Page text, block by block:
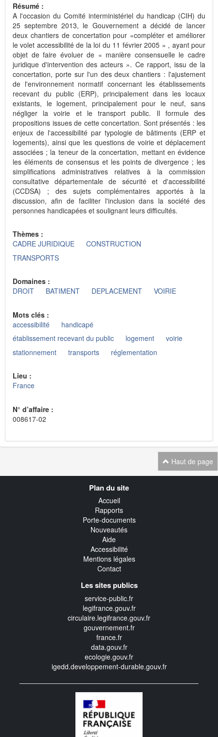
Résumé :
A l'occasion du Comité interministériel du handicap (CIH) du
25 septembre 2013, le Gouvernement a décidé de lancer
deux chantiers de concertation pour «compléter et améliorer
le volet accessibilité de la loi du 11 février 2005 » , ayant pour
objet de faire évoluer de « manière consensuelle le cadre
juridique d'intervention des acteurs ». Ce rapport, issu de la
concertation, porte sur l'un des deux chantiers : l'ajustement
de l'environnement normatif concernant les établissements
recevant du public (ERP), principalement dans les locaux
existants, le logement, principalement pour le neuf, sans
négliger la voirie et le transport public. Il formule des
propositions issues de cette concertation. Sont présentés : les
enjeux de l'accessibilité par typologie de bâtiments (ERP et
logements), ainsi que les questions de voirie et déplacement
associées ; la teneur de la concertation, mettant en évidence
les éléments de consensus et les points de divergence ; les
simplifications administratives relatives à la commission
consultative départementale de sécurité et d'accessibilité
(CCDSA) ; des sujets complémentaires apportés à la
discussion, afin de faciliter l'inclusion dans la société des
personnes handicapées et soulignant leurs difficultés.
Thèmes :
CADRE JURIDIQUE
CONSTRUCTION
TRANSPORTS
Domaines :
DROIT
BATIMENT DEPLACEMENT VOIRIE
Mots clés :
accessibilité
handicapé
établissement recevant du public
logement
voirie
stationnement
transports réglementation
Lieu :
France
N° d’affaire :
008617-02
Haut de page
Plan du site
Accueil
Rapports
Porte-documents
Nouveautés
Aide
Accessibilité
Mentions légales
Contact
Les sites publics
service-public.fr
legifrance.gouv.fr
circulaire.legifrance.gouv.fr
gouvernement.fr
france.fr
data.gouv.fr
ecologie.gouv.fr
igedd.developpement-durable.gouv.fr